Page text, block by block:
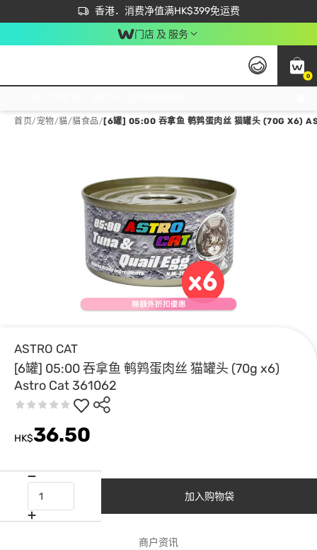
香港．消费净值满HK$399免运费
立即成为易赏钱会员尽享独家优惠
首次APP下单买满$450 输入 NEWAPP 即减$50
门店 及 服务
0
首页/ 宠物/貓/貓食品/ [6罐] 05:00 吞拿鱼 鹌鹑蛋肉丝 猫罐头 (70G X6)
ASTRO CAT
[6罐] 05:00 吞拿鱼 鹌鹑蛋肉丝 猫罐头 (70g x6)
Astro Cat 361062
HK$36.50
加入购物袋
商户资讯